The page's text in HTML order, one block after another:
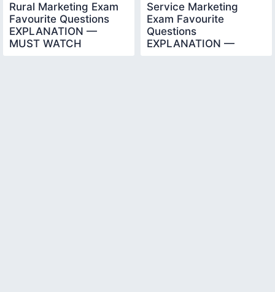
Rural Marketing Exam
Favourite Questions
EXPLANATION —
MUST WATCH
Service Marketing
Exam Favourite
Questions
EXPLANATION —